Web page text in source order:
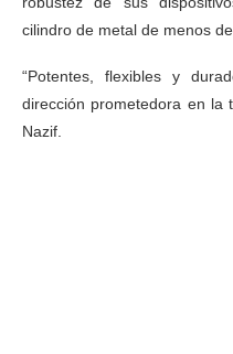
cilindro de metal de menos
“Potentes, flexibles y
dirección prometedora en la
Nazif.